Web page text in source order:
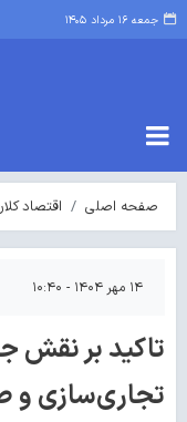
جمعه ۱۶ مرداد ۱۴۰۵
صفحه اصلی اقتصاد
۱۴ مهر ۱۴۰۴ - ۱۰:۴۰
تاکید بر نقش
تجاری‌سازی و